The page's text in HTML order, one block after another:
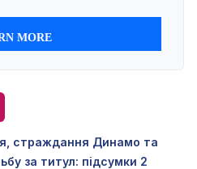
страждання Динамо та
за титул: підсумки 2